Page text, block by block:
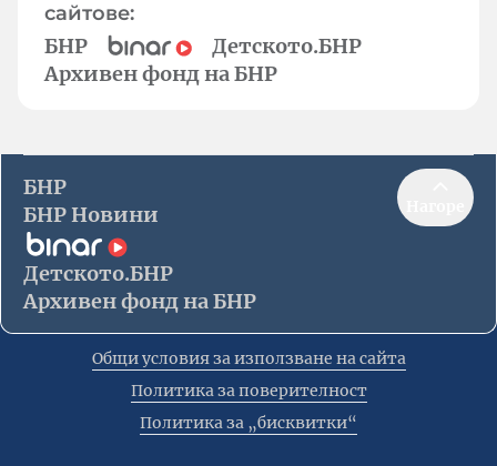
сайтове:
БНР
Детското.БНР
Архивен фонд на БНР
БНР
БНР Новини
Детското.БНР
Архивен фонд на БНР
Общи условия за използване на сайта
Политика за поверителност
Политика за „бисквитки“